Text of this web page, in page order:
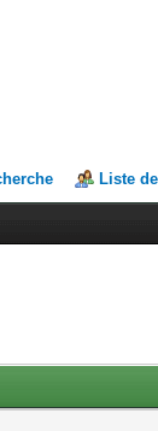
Liste